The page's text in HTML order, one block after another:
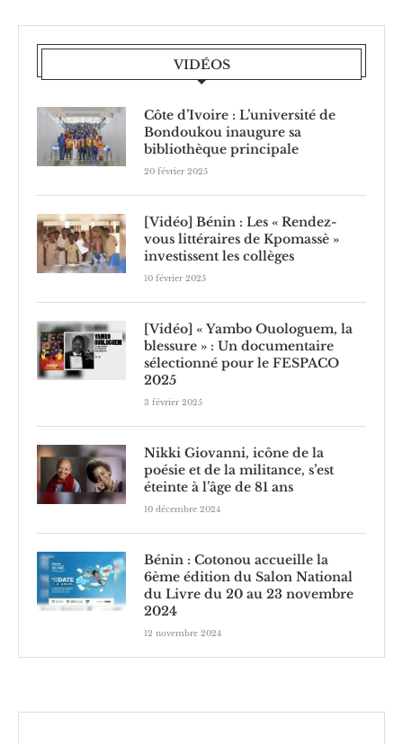
VIDÉOS
Côte d’Ivoire : L’université de
Bondoukou inaugure sa
bibliothèque principale
20 février 2025
[Vidéo] Bénin : Les « Rendez-
vous littéraires de Kpomassè »
investissent les collèges
10 février 2025
[Vidéo] « Yambo Ouologuem, la
blessure » : Un documentaire
sélectionné pour le FESPACO
2025
3 février 2025
Nikki Giovanni, icône de la
poésie et de la militance, s’est
éteinte à l’âge de 81 ans
10 décembre 2024
Bénin : Cotonou accueille la
6ème édition du Salon National
du Livre du 20 au 23 novembre
2024
12 novembre 2024